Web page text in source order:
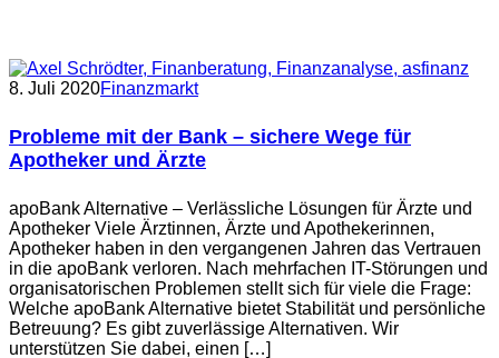
8. Juli 2020Finanzmarkt
Probleme mit der Bank – sichere Wege für
Apotheker und Ärzte
apoBank Alternative – Verlässliche Lösungen für Ärzte und
Apotheker Viele Ärztinnen, Ärzte und Apothekerinnen,
Apotheker haben in den vergangenen Jahren das Vertrauen
in die apoBank verloren. Nach mehrfachen IT-Störungen und
organisatorischen Problemen stellt sich für viele die Frage:
Welche apoBank Alternative bietet Stabilität und persönliche
Betreuung? Es gibt zuverlässige Alternativen. Wir
unterstützen Sie dabei, einen […]